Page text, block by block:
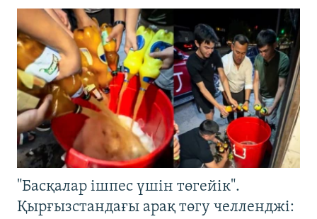
"Басқалар ішпес үшін төгейік".
Қырғызстандағы арақ төгу челленджі: